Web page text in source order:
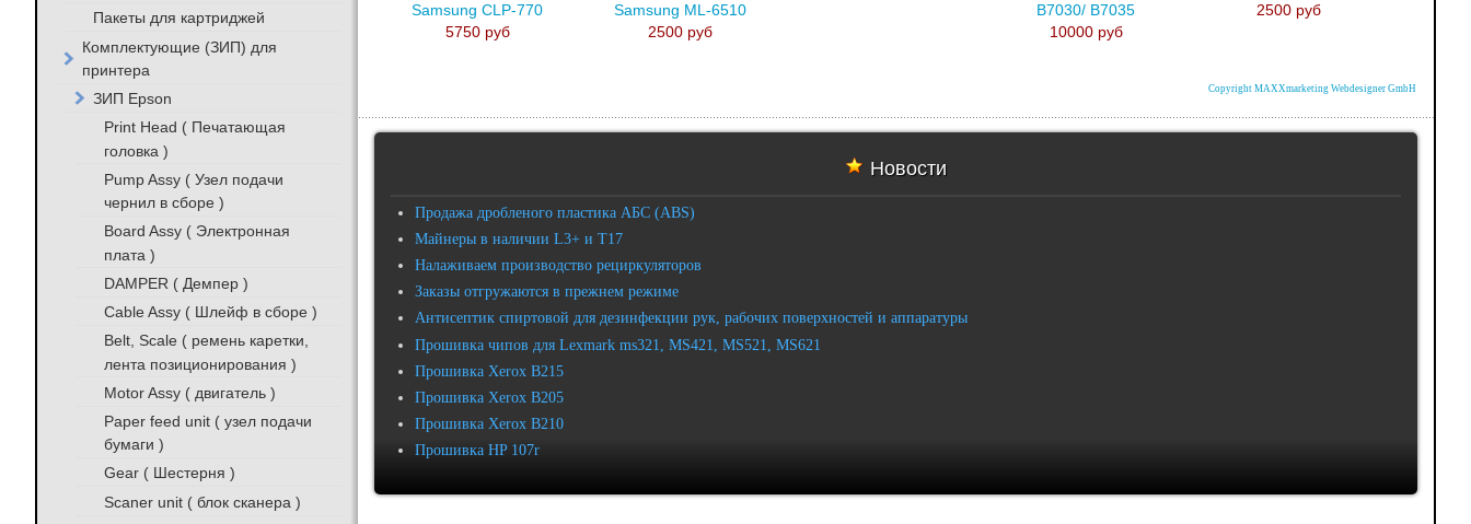
Samsung CLP-770
5750 руб
Samsung ML-6510
2500 руб
B7030/ B7035
10000 руб
2500 руб
Copyright MAXXmarketing Webdesigner GmbH
Новости
Продажа дробленого пластика АБС (ABS)
Майнеры в наличии L3+ и T17
Налаживаем производство рециркуляторов
Заказы отгружаются в прежнем режиме
Антисептик спиртовой для дезинфекции рук, рабочих поверхностей и аппаратуры
Прошивка чипов для Lexmark ms321, MS421, MS521, MS621
Прошивка Xerox B215
Прошивка Xerox B205
Прошивка Xerox B210
Прошивка HP 107r
Пакеты для картриджей
Комплектующие (ЗИП) для
принтера
ЗИП Epson
Print Head ( Печатающая
головка )
Pump Assy ( Узел подачи
чернил в сборе )
Board Assy ( Электронная
плата )
DAMPER ( Демпер )
Cable Assy ( Шлейф в сборе )
Belt, Scale ( ремень каретки,
лента позиционирования )
Motor Assy ( двигатель )
Paper feed unit ( узел подачи
бумаги )
Gear ( Шестерня )
Scaner unit ( блок сканера )